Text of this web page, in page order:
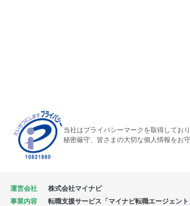
当社はプライバシーマークを取得しており
秘密厳守、皆さまの大切な個人情報をお守
運営会社
株式会社マイナビ
事業内容
転職支援サービス「マイナビ転職エージェン